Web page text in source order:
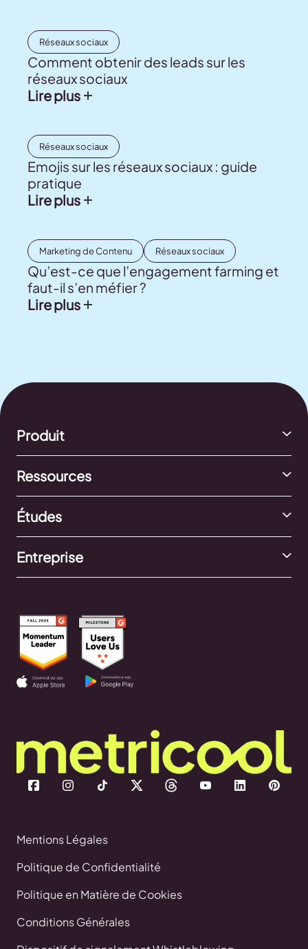
Réseaux sociaux
Comment obtenir des leads sur les
réseaux sociaux
Lire plus
Réseaux sociaux
Emojis sur les réseaux sociaux : guide
pratique
Lire plus
Marketing de Contenu Réseaux sociaux
Qu’est-ce que l’engagement farming et
faut-il s’en méfier ?
Lire plus
Produit
Ressources
Études
Entreprise
Mentions Légales
Politique de Confidentialité
Politique en Matière de Cookies
Conditions Générales